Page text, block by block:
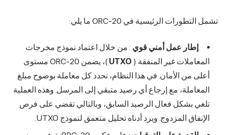
تشمل التطورات الرئيسية في ORC-20 ما يلي:
إطار عمل أمني قوي : من خلال اعتماد نموذج مخرجات
المعاملات غير المنفقة ( UTXO
)، يضمن ORC-20 مستوى
أعلى من الأمان. في هذا النظام، تحدد كل معاملة بوضوح مبلغ
المعاملة، مع إرجاع أي رصيد متبقي إلى المرسل. وهذه العملية
تلغي بشكل فعال الرصيد السابق، وبالتالي تقضي على فرص
الإنفاق المزدوج. ويرد أدناه تحليل متعمق لنموذج UTXO.